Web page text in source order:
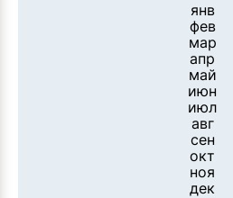
янв
фев
мар
апр
май
июн
июл
авг
сен
окт
ноя
дек